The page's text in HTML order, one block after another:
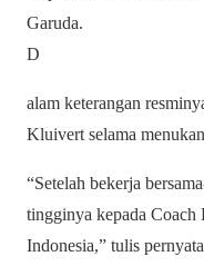
Garuda.
D
alam keterangan
Kluivert selama
“Setelah bekerja
tingginya kepada Coach
Indonesia,” tulis